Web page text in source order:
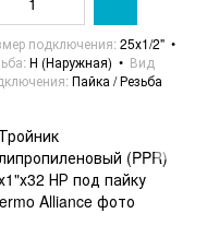
подключения 25х1/2"
Н (Наружная)
Вид
Пайка / Резьба